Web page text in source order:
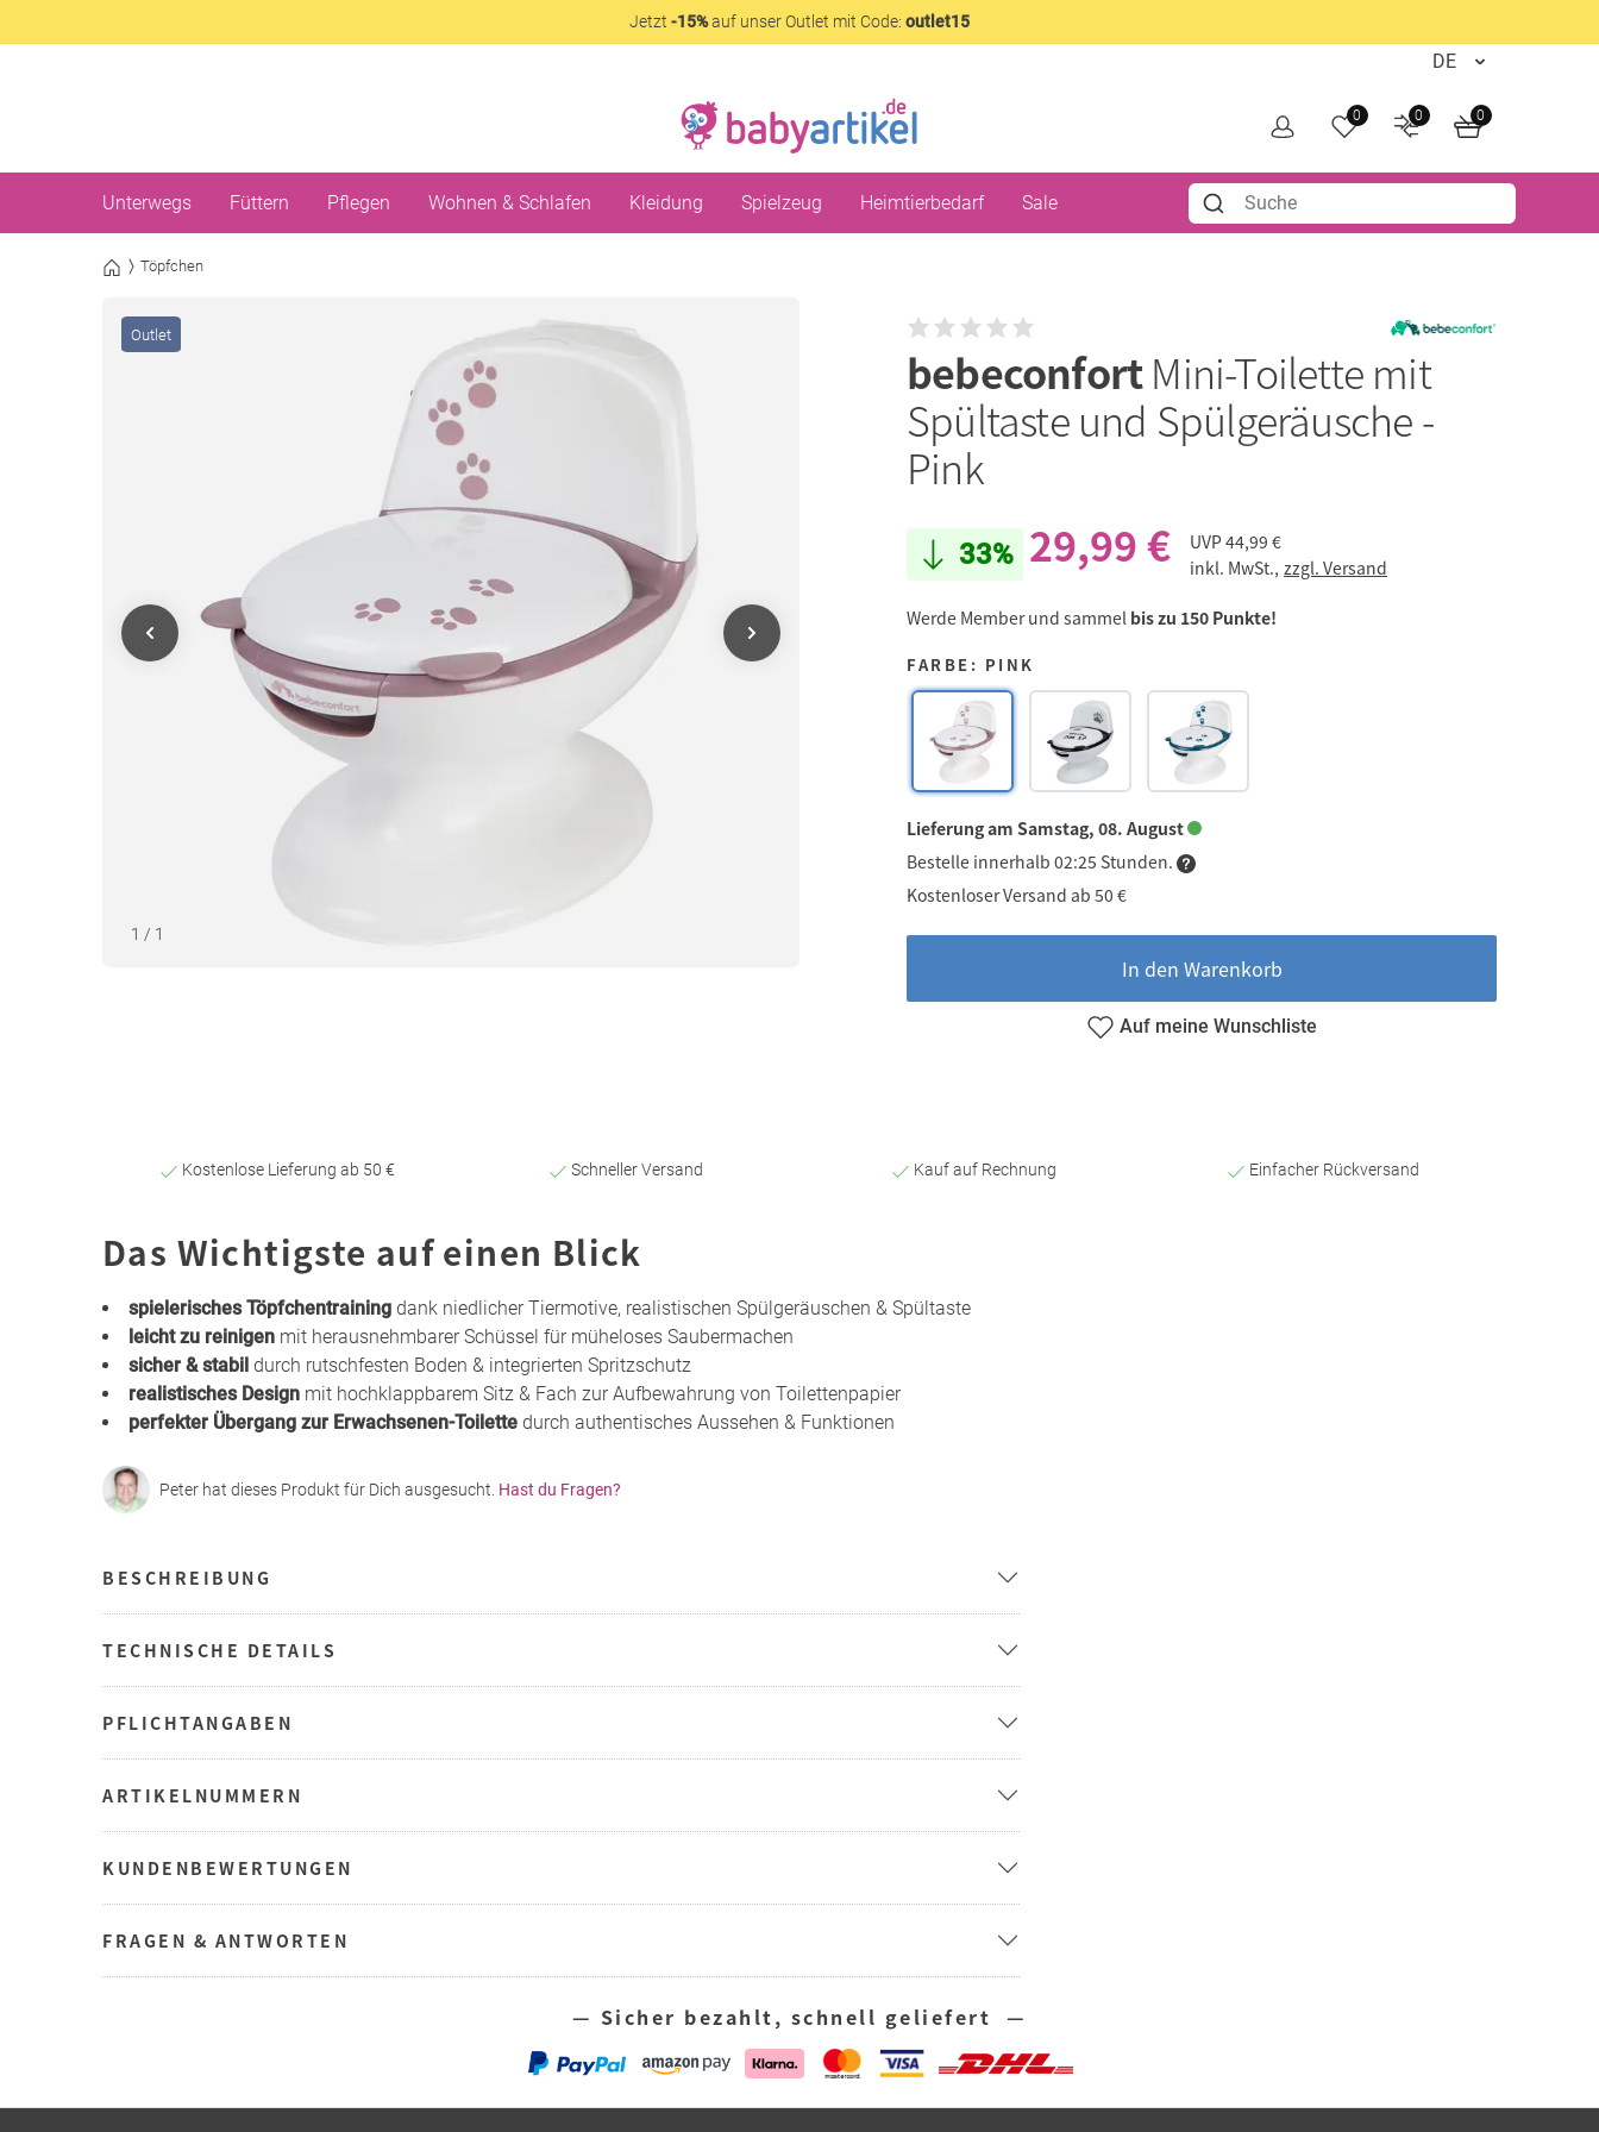
Jetzt -15%auf unser Outlet mit Code: outlet15
0 0 0
Unterwegs Füttern Pflegen Wohnen & Schlafen Kleidung Spielzeug Heimtierbedarf Sale
Töpfchen
1 / 1
Outlet
bebeconfortMini-Toilette mit
Spültaste und Spülgeräusche -
Pink
33% 29,99 € UVP44,99 €
inkl. MwSt., zzgl. Versand
Werde Member und sammel bis zu 150 Punkte!
FARBE: PINK
Lieferung am Samstag, 08. August
Bestelle innerhalb 02:25 Stunden.
Kostenloser Versand ab 50 €
In den Warenkorb
Auf meine Wunschliste
Kostenlose Lieferung ab 50 € Schneller Versand Kauf auf Rechnung Einfacher Rückversand
Das Wichtigste auf einen Blick
spielerisches Töpfchentraining dank niedlicher Tiermotive, realistischen Spülgeräuschen & Spültaste
leicht zu reinigen mit herausnehmbarer Schüssel für müheloses Saubermachen
sicher & stabil durch rutschfesten Boden & integrierten Spritzschutz
realistisches Design mit hochklappbarem Sitz & Fach zur Aufbewahrung von Toilettenpapier
perfekter Übergang zur Erwachsenen-Toilette durch authentisches Aussehen & Funktionen
Peter hat dieses Produkt für Dich ausgesucht. Hast du Fragen?
BESCHREIBUNG
TECHNISCHE DETAILS
PFLICHTANGABEN
ARTIKELNUMMERN
KUNDENBEWERTUNGEN
FRAGEN & ANTWORTEN
— Sicher bezahlt, schnell geliefert —